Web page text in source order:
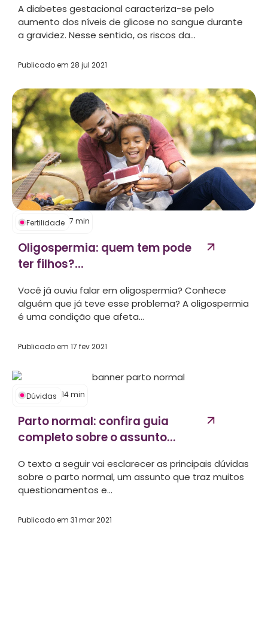
A diabetes gestacional caracteriza-se pelo
aumento dos níveis de glicose no sangue durante
a gravidez. Nesse sentido, os riscos da...
Publicado em 28 jul 2021
Fertilidade 7 min
Oligospermia: quem tem pode
ter filhos?...
Você já ouviu falar em oligospermia? Conhece
alguém que já teve esse problema? A oligospermia
é uma condição que afeta...
Publicado em 17 fev 2021
Dúvidas 14min
Parto normal: confira guia
completo sobre o assunto...
O texto a seguir vai esclarecer as principais dúvidas
sobre o parto normal, um assunto que traz muitos
questionamentos e...
Publicado em 31 mar 2021